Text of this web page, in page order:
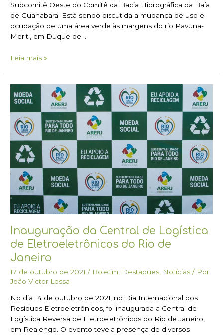
Subcomitê Oeste do Comitê da Bacia Hidrográfica da Baía
de Guanabara. Está sendo discutida a mudança de uso e
ocupação de uma área verde às margens do rio Pavuna-
Meriti, em Duque de …
Leia mais »
Inauguração da Central de Logística
de Eletroeletrônicos do Rio de
Janeiro
17 de outubro de 2021/ Boletim Destaques Notícias / Por
João Victor Lessa
No dia 14 de outubro de 2021, no Dia Internacional dos
Resíduos Eletroeletrônicos, foi inaugurada a Central de
Logística Reversa de Eletroeletrônicos do Rio de Janeiro,
em Realengo. O evento teve a presença de diversos
da
Central
de
Logística
de
Eletroeletrônicos
do
Rio
de
Janeiro